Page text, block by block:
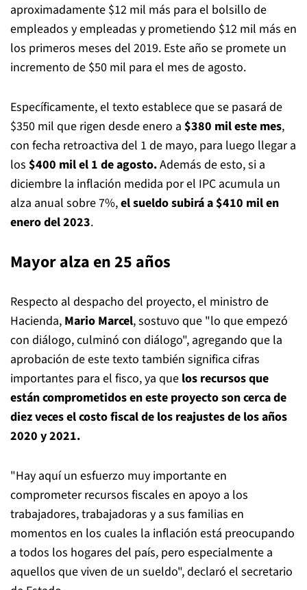
aproximadamente $12 mil más para el bolsillo de
empleados y empleadas y prometiendo $12 mil más en
los primeros meses del 2019. Este año se promete un
incremento de $50 mil para el mes de agosto.
Específicamente, el texto establece que se pasará de
$350 mil que rigen desde enero a $380 mil este mes,
con fecha retroactiva del 1 de mayo, para luego llegar a
los $400 mil el 1 de agosto.Además de esto, si a
diciembre la inflación medida por el IPC acumula un
alza anual sobre 7%,el sueldo subirá a $410 mil en
enero del 2023.
Mayor alza en 25 años
Respecto al despacho del proyecto, el ministro de
Hacienda, Mario Marcel, sostuvo que "lo que empezó
con diálogo, culminó con diálogo", agregando que la
aprobación de este texto también significa cifras
importantes para el fisco, ya que los recursos que
están comprometidos en este proyecto son cerca de
diez veces el costo fiscal de los reajustes de los años
2020 y 2021.
"Hay aquí un esfuerzo muy importante en
comprometer recursos fiscales en apoyo a los
trabajadores, trabajadoras y a sus familias en
momentos en los cuales la inflación está preocupando
a todos los hogares del país, pero especialmente a
aquellos que viven de un sueldo", declaró el secretario